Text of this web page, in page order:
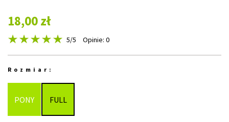
18,00 zł
5/5 Opinie: 0
Rozmiar:
PONY FULL